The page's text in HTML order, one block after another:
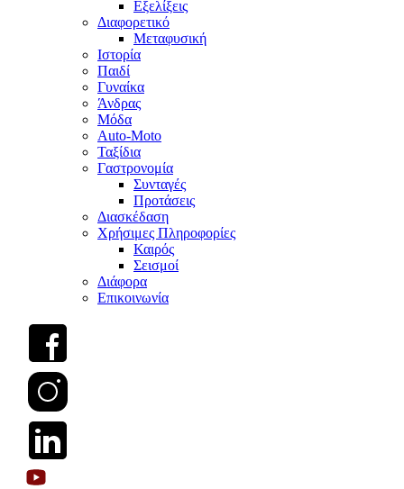
Εξελίξεις
Διαφορετικό
Μεταφυσική
Ιστορία
Παιδί
Γυναίκα
Άνδρας
Μόδα
Auto-Moto
Ταξίδια
Γαστρονομία
Συνταγές
Προτάσεις
Διασκέδαση
Χρήσιμες Πληροφορίες
Καιρός
Σεισμοί
Διάφορα
Επικοινωνία